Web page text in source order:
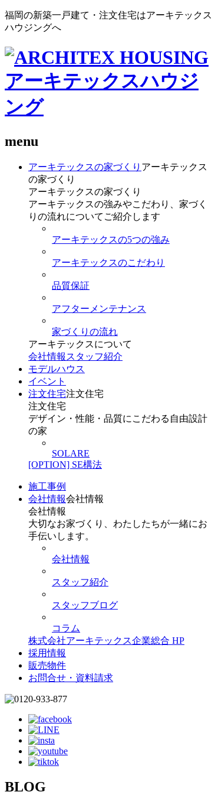
福岡の新築一戸建て・注文住宅はアーキテックス
ハウジングへ
menu
アーキテックスの家づくり アーキテックス
の家づくり
アーキテックスの家づくり
アーキテックスの強みやこだわり、家づく
りの流れについてご紹介します
アーキテックスの5つの強み
アーキテックスのこだわり
品質保証
アフターメンテナンス
家づくりの流れ
アーキテックスについて
会社情報 スタッフ紹介
モデルハウス
イベント
注文住宅注文住宅
注文住宅
デザイン・性能・品質にこだわる自由設計
の家
SOLARE
[OPTION] SE構法
施工事例
会社情報会社情報
会社情報
大切なお家づくり、わたしたちが一緒にお
手伝いします。
会社情報
スタッフ紹介
スタッフブログ
コラム
株式会社アーキテックス企業総合 HP
採用情報
販売物件
お問合せ・資料請求
BLOG